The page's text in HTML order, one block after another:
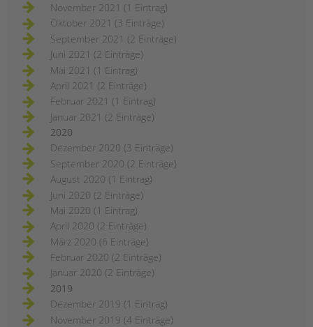
November 2021 (1 Eintrag)
Oktober 2021 (3 Einträge)
September 2021 (2 Einträge)
Juni 2021 (2 Einträge)
Mai 2021 (1 Eintrag)
April 2021 (2 Einträge)
Februar 2021 (1 Eintrag)
Januar 2021 (2 Einträge)
2020
Dezember 2020 (3 Einträge)
September 2020 (2 Einträge)
August 2020 (1 Eintrag)
Juni 2020 (2 Einträge)
Mai 2020 (1 Eintrag)
April 2020 (2 Einträge)
März 2020 (6 Einträge)
Februar 2020 (2 Einträge)
Januar 2020 (2 Einträge)
2019
Dezember 2019 (1 Eintrag)
November 2019 (4 Einträge)